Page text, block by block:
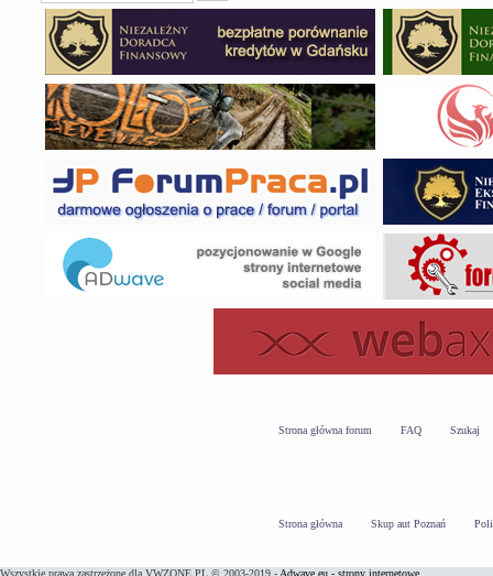
Strona główna forum FAQ Szukaj
Strona główna Skup aut Poznań
Wszystkie prawa zastrzeżone dla VWZONE.PL © 2003-2019 - Adwave.eu - strony internetowe